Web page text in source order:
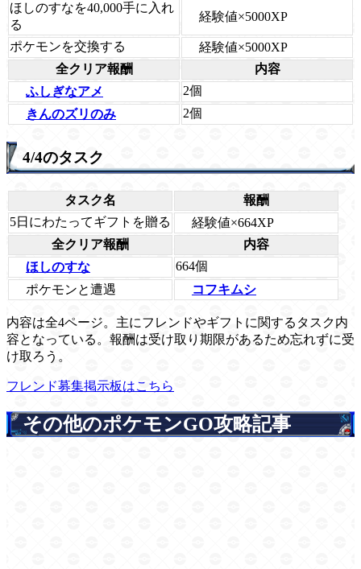
ほしのすなを40,000手に入れ
る
経験値×5000XP
ポケモンを交換する
経験値×5000XP
全クリア報酬
内容
ふしぎなアメ
2個
きんのズリのみ
2個
4/4のタスク
タスク名
報酬
5日にわたってギフトを贈る
経験値×664XP
全クリア報酬
内容
ほしのすな
664個
ポケモンと遭遇
コフキムシ
内容は全4ページ。主にフレンドやギフトに関するタスク内
容となっている。報酬は受け取り期限があるため忘れずに受
け取ろう。
フレンド募集掲示板はこちら
その他のポケモンGO攻略記事